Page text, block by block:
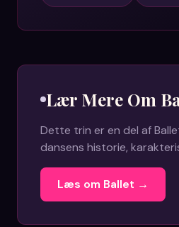
Lær Mere Om
Dette trin er en del af
dansens historie,
Læs om Ballet →